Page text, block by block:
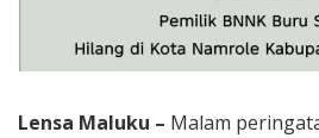
Lensa Maluku – Malam